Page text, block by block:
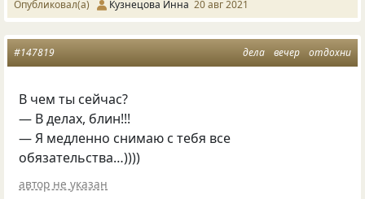
Опубликовал(а) Кузнецова Инна 20 авг 2021
дела вечер отдохни
#147819
В чем ты сейчас?
— В делах, блин!!!
— Я медленно снимаю с тебя все
обязательства…))))
автор не указан